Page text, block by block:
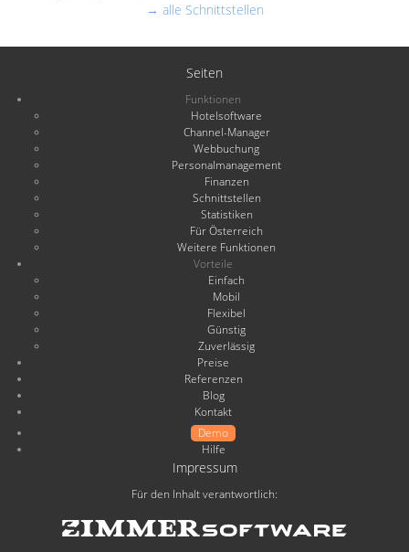
→ alle Schnittstellen
Seiten
Funktionen
Hotelsoftware
Channel-Manager
Webbuchung
Personalmanagement
Finanzen
Schnittstellen
Statistiken
Für Österreich
Weitere Funktionen
Vorteile
Einfach
Mobil
Flexibel
Günstig
Zuverlässig
Preise
Referenzen
Blog
Kontakt
Demo
Hilfe
Impressum
Für den Inhalt verantwortlich: